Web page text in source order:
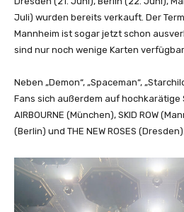
Juli) wurden bereits verkauft. Der
Mannheim ist sogar jetzt schon
sind nur noch wenige Karten
Neben „Demon“, „Spaceman“,
Fans sich außerdem auf hochkarätige
AIRBOURNE (München), SKID ROW
(Berlin) und THE NEW ROSES (Dresden).